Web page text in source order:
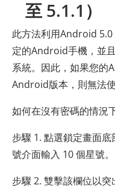
至 5.1.1）
此方法利用Android 5.0
定的Android手機，並
系統。因此，如果您的
Android版本，則無法使
如何在沒有密碼的情況
步驟 1. 點選鎖定畫面
號介面輸入 10 個星號。
步驟 2. 雙擊該欄位以突